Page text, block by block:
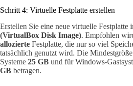
Schritt 4: Virtuelle Festplatte erstellen
Erstellen Sie eine neue virtuelle Festplatte
(VirtualBox Disk Image). Empfohlen
allozierte Festplatte, die nur so viel
tatsächlich genutzt wird. Die
Systeme 25 GB und für Windows-
GB betragen.